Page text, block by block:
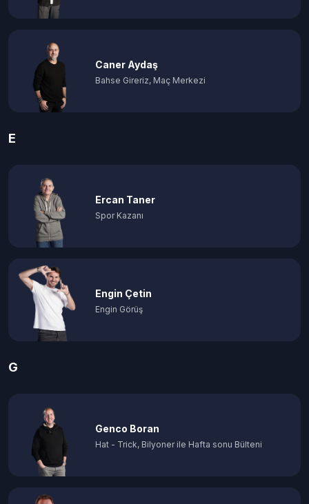
Caner Aydaş
Bahse Gireriz, Maç Merkezi
E
Ercan Taner
Spor Kazanı
Engin Çetin
Engin Görüş
G
Genco Boran
Hat - Trick, Bilyoner ile Hafta sonu Bülteni